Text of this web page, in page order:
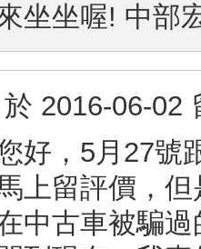
坐坐喔! 中部
於 2016-06-02
好，5月27號
上留評價，
中古車被騙